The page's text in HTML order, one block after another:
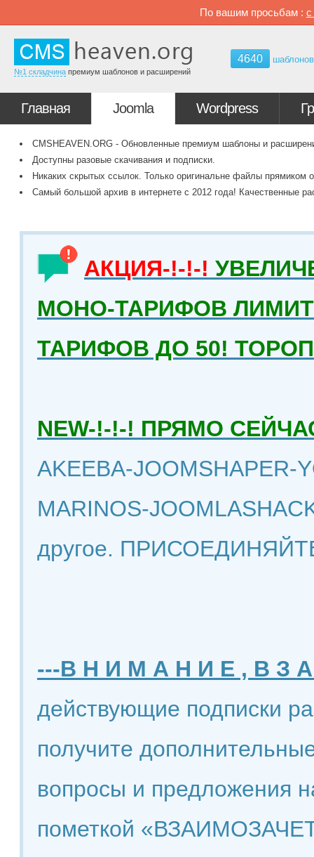
По вашим просьбам : с
№1 складчина премиум шаблонов и расширений
4640 шаблонов
Главная Joomla Wordpress
CMSHEAVEN.ORG - Обновленные премиум шаблоны и
Доступны разовые скачивания и подписки.
Никаких скрытых ссылок. Только оригинальне файлы прямиком
Самый большой архив в интернете с 2012 года! Качественные
АКЦИЯ-!-!-!
МОНО-ТАРИФОВ
ТАРИФОВ ДО 50!
NEW-!-!-! ПРЯМО
AKEEBA-JOOMSHAPER-
MARINOS-
другое.
---В Н И М А Н И Е , В З
действующие подписки
получите
вопросы и предложения
пометкой